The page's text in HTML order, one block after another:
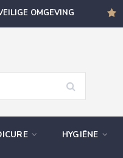
OMGEVING
HYGIËNE